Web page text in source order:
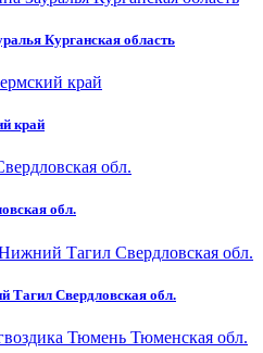
Курганская область
край
обл.
Тагил Свердловская обл.